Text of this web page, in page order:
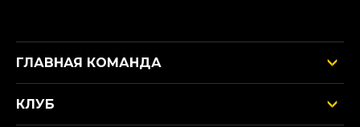
ГЛАВНАЯ КОМАНДА
КЛУБ